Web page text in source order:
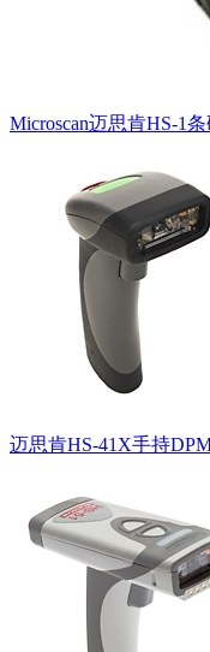
Microscan迈思肯HS-1
迈思肯HS-41X手持